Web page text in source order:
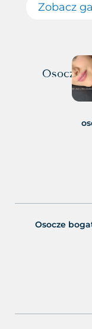
Zobacz
Osocze
Osocze